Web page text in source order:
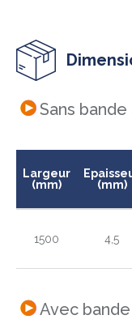
Sans
Largeur
(mm)
(mm)
1500 4,5
Avec